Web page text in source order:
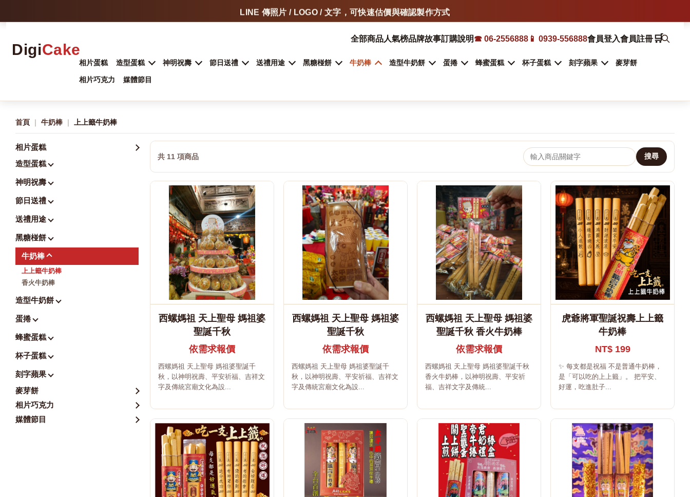
LINE 傳照片 / LOGO / 文字，可快速估價與確認製作方式
門市自取、宅配、超商取貨，依商品類型安排
DigiCake
全部商品人氣榜品牌故事訂購說明☎ 06-2556888 📱 0939-556888會員登入會員註冊🛒
相片蛋糕 造型蛋糕 神明祝壽 節日送禮 送禮用途 黑糖椪餅 牛奶棒 造型牛奶餅 蛋捲 蜂蜜蛋糕 杯子蛋糕 刻字蘋果 麥芽餅
相片巧克力 媒體節目
首頁 ｜ 牛奶棒 ｜ 上上籤牛奶棒
相片蛋糕
造型蛋糕
神明祝壽
節日送禮
送禮用途
黑糖椪餅
牛奶棒
上上籤牛奶棒
香火牛奶棒
造型牛奶餅
蛋捲
蜂蜜蛋糕
杯子蛋糕
刻字蘋果
麥芽餅
相片巧克力
媒體節目
共 11 項商品
西螺媽祖 天上聖母 媽祖婆
聖誕千秋
依需求報價
西螺媽祖 天上聖母 媽祖婆聖誕千
秋，以神明祝壽、平安祈福、吉祥文
字及傳統宮廟文化為設...
西螺媽祖 天上聖母 媽祖婆
聖誕千秋
依需求報價
西螺媽祖 天上聖母 媽祖婆聖誕千
秋，以神明祝壽、平安祈福、吉祥文
字及傳統宮廟文化為設...
西螺媽祖 天上聖母 媽祖婆
聖誕千秋 香火牛奶棒
依需求報價
西螺媽祖 天上聖母 媽祖婆聖誕千秋
香火牛奶棒，以神明祝壽、平安祈
福、吉祥文字及傳統...
虎爺將軍聖誕祝壽上上籤
牛奶棒
NT$ 199
✨ 每支都是祝福 不是普通牛奶棒，
是「可以吃的上上籤」。 把平安、
好運，吃進肚子...